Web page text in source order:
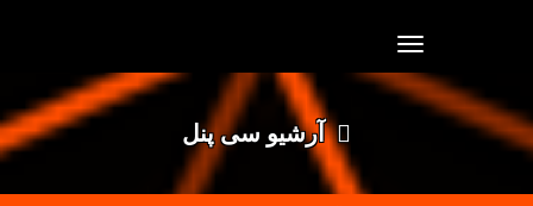
Toggle
navigation
آرشیو سی پنل